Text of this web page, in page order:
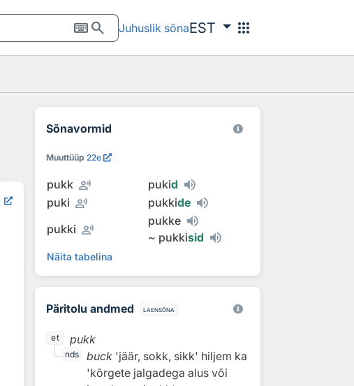
keyboardsearch Juhuslik sõnaEST apps
Sõnavormid
Muuttüüp 22e
pukk record_voice_over pukid
puki record_voice_over pukkide
pukki record_voice_over
pukke
~ pukkisid
Näita tabelina
Päritolu andmed laensõna
et pukk
nds buck 'jäär, sokk, sikk' hiljem ka
'kõrgete jalgadega alus või